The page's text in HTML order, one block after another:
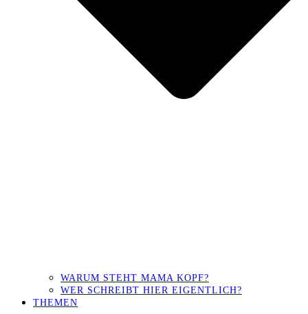
WARUM STEHT MAMA KOPF?
WER SCHREIBT HIER EIGENTLICH?
THEMEN